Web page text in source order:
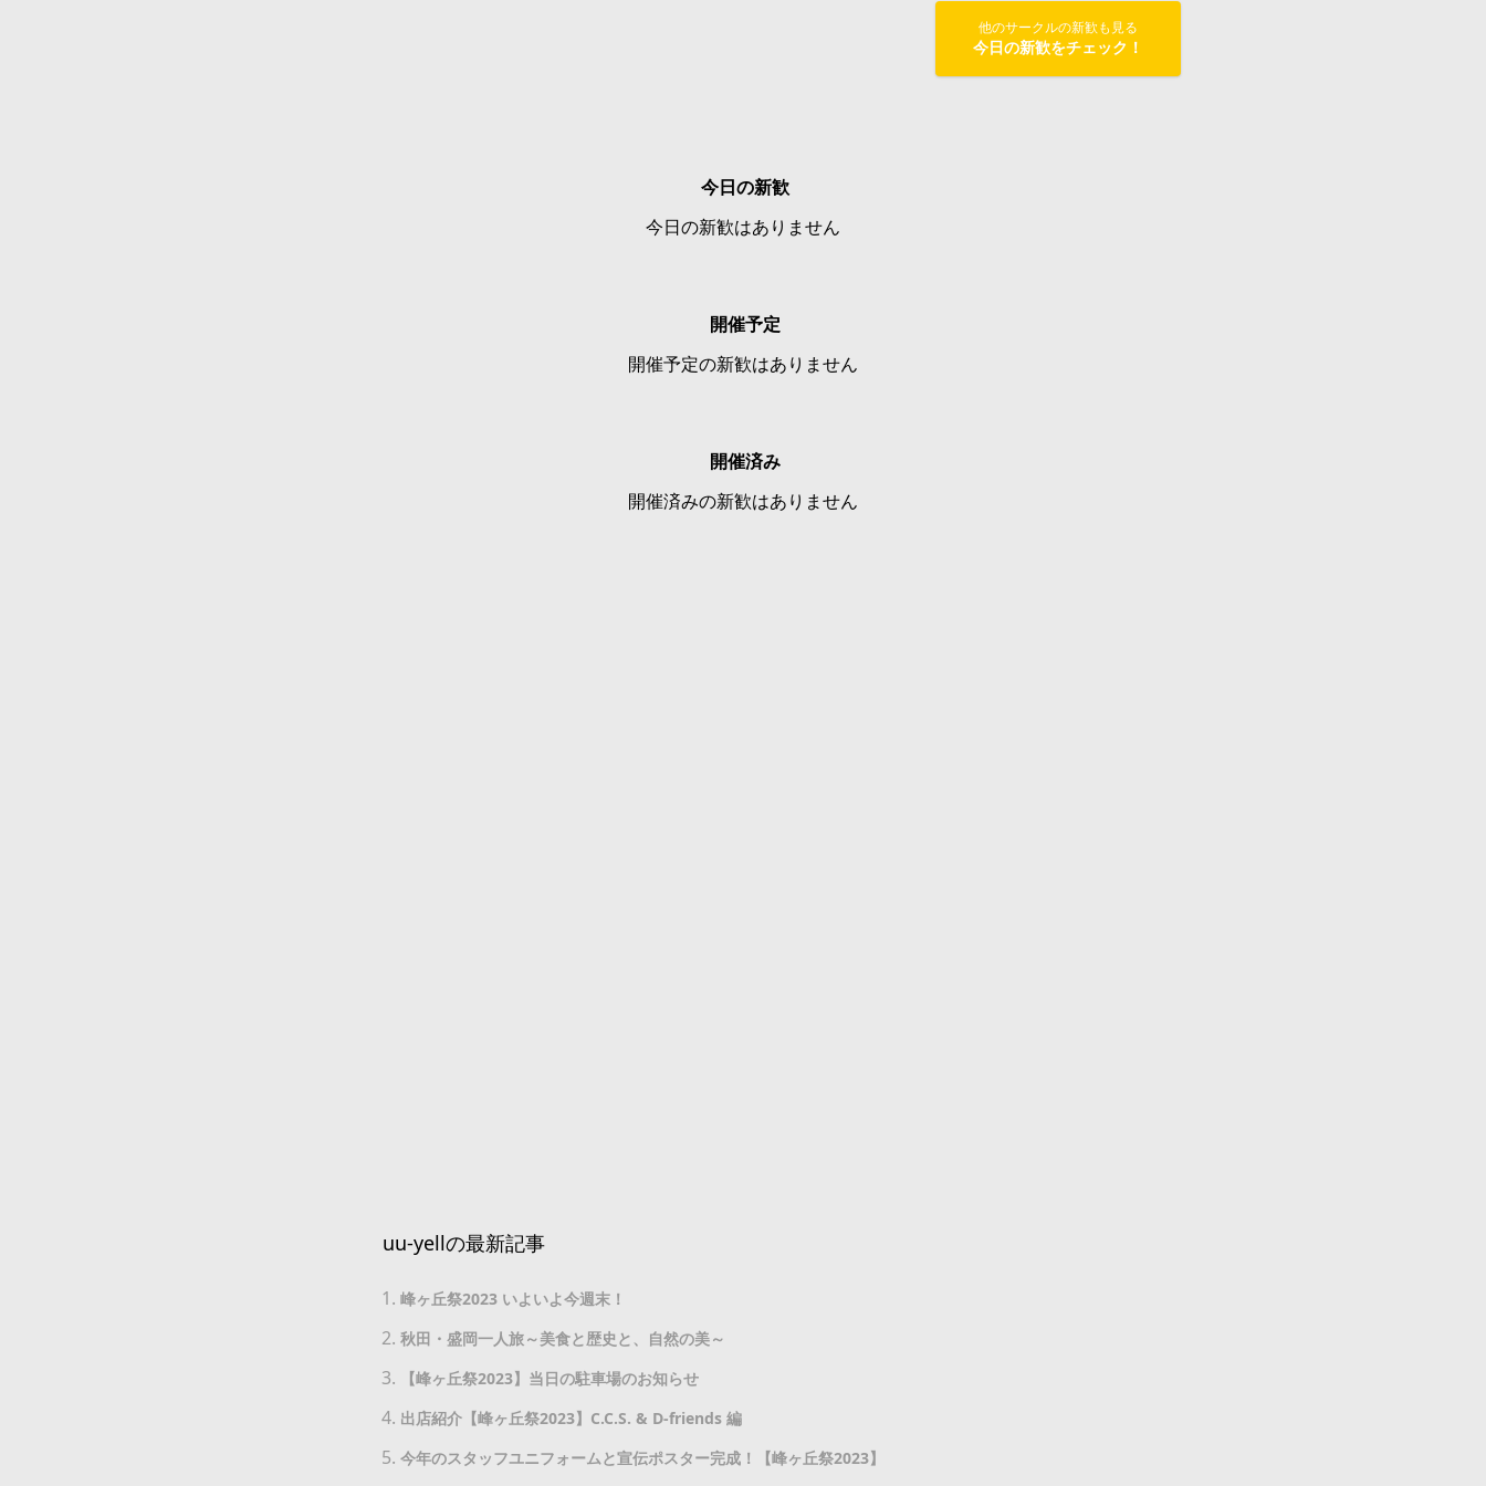
他のサークルの新歓も見る
今日の新歓をチェック！
今日の新歓
今日の新歓はありません
開催予定
開催予定の新歓はありません
開催済み
開催済みの新歓はありません
uu-yellの最新記事
峰ヶ丘祭2023 いよいよ今週末！
秋田・盛岡一人旅～美食と歴史と、自然の美～
【峰ヶ丘祭2023】当日の駐車場のお知らせ
出店紹介【峰ヶ丘祭2023】C.C.S. & D-friends 編
今年のスタッフユニフォームと宣伝ポスター完成！【峰ヶ丘祭2023】